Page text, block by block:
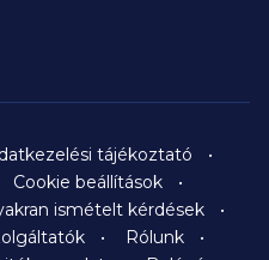
tájékoztató
Cookie beállítások
ismételt kérdések
Rólunk